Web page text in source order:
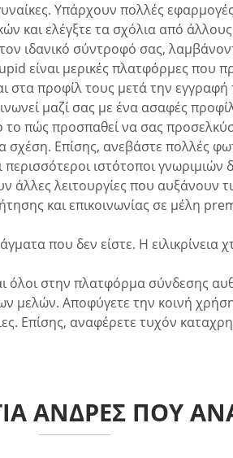
Υπάρχουν πολλές
και ελέγξτε τα σχόλια από
ιδανικό σύντροφό σας,
είναι μερικές πλατφόρμες που
στα προφίλ τους μετά την
μαζί σας με ένα ασαφές
πώς προσπαθεί να σας
Επίσης, ανεβάστε πολλές
ιστότοποι
λειτουργίες που αυξάνουν
και επικοινωνίας σε μέλη
που δεν είστε. Η
στην πλατφόρμα σύνδεσης
μελών. Αποφύγετε την κοινή
Επίσης, αναφέρετε τυχόν
ΆΝΔΡΕΣ ΠΟΥ